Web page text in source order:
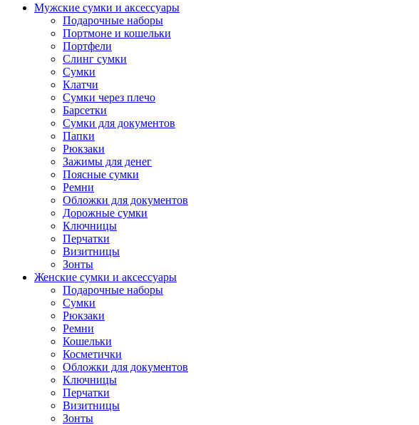
Мужские сумки и аксессуары
Подарочные наборы
Портмоне и кошельки
Портфели
Слинг сумки
Сумки
Клатчи
Сумки через плечо
Барсетки
Сумки для документов
Папки
Рюкзаки
Зажимы для денег
Поясные сумки
Ремни
Обложки для документов
Дорожные сумки
Ключницы
Перчатки
Визитницы
Зонты
Женские сумки и аксессуары
Подарочные наборы
Сумки
Рюкзаки
Ремни
Кошельки
Косметички
Обложки для документов
Ключницы
Перчатки
Визитницы
Зонты